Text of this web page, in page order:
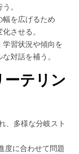
。
幅を広げるため
させる。
学習状況や傾向を
対話を補う。
テリン
、多様な分岐スト
度に合わせて問題